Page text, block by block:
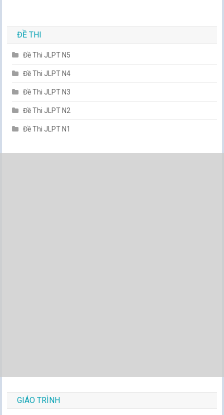
ĐỀ THI
Đề Thi JLPT N5
Đề Thi JLPT N4
Đề Thi JLPT N3
Đề Thi JLPT N2
Đề Thi JLPT N1
GIÁO TRÌNH